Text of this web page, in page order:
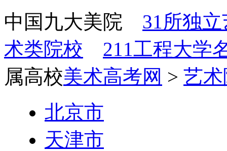
中国九大美院 31所独
术类院校
211工程大学
属高校美术高考网 > 艺
北京市
天津市